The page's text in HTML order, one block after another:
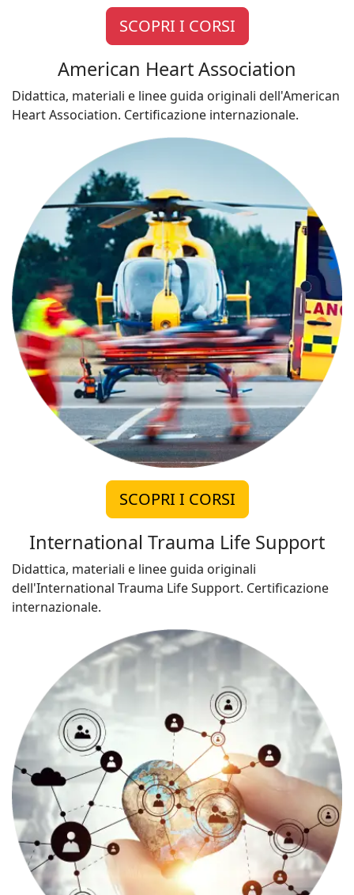
SCOPRI I CORSI
American Heart Association
Didattica, materiali e linee guida originali dell'American
Heart Association. Certificazione internazionale.
SCOPRI I CORSI
International Trauma Life Support
Didattica, materiali e linee guida originali
dell'International Trauma Life Support. Certificazione
internazionale.